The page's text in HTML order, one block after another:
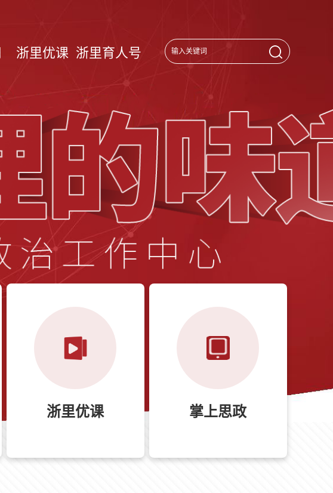
浙里优课 浙里育人号
浙里优课 掌上思政